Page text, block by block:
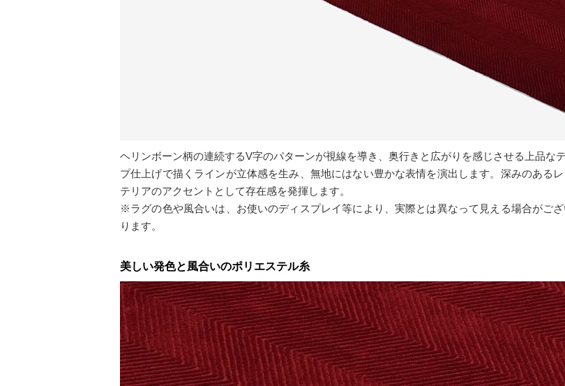
ヘリンボーン柄の連続するV字のパターンが視線を導き、奥行きと広がりを感じさせる上品な
プ仕上げで描くラインが立体感を生み、無地にはない豊かな表情を演出します。深みのある
テリアのアクセントとして存在感を発揮します。
※ラグの色や風合いは、お使いのディスプレイ等により、実際とは異なって見える場合がご
ります。
美しい発色と風合いのポリエステル糸